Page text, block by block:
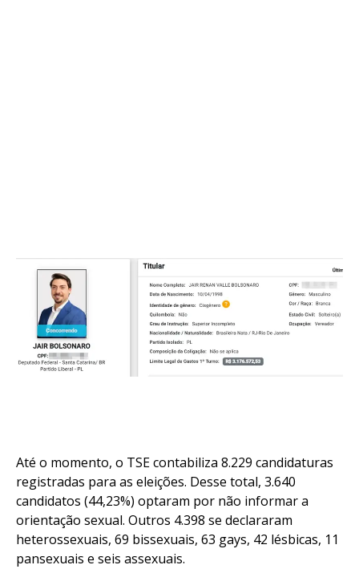
Até o momento, o TSE contabiliza 8.229 candidaturas
registradas para as eleições. Desse total, 3.640
candidatos (44,23%) optaram por não informar a
orientação sexual. Outros 4.398 se declararam
heterossexuais, 69 bissexuais, 63 gays, 42 lésbicas, 11
pansexuais e seis assexuais.